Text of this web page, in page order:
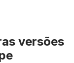
versões